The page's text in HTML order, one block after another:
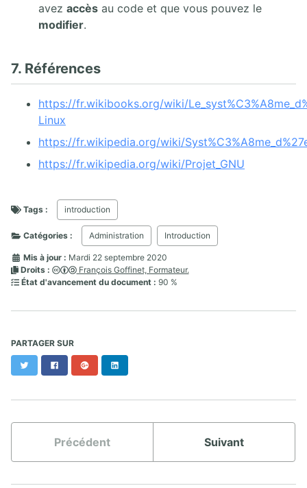
avez accès au code et que vous pouvez le
modifier.
7. Références
https://fr.wikibooks.org/wiki/
Linux
https://fr.wikipedia.org/wiki/
https://fr.wikipedia.org/wiki/Projet_GNU
Tags : introduction
Catégories : Administration Introduction
Mis à jour : Mardi 22 septembre 2020
Droits :
François Goffinet, Formateur.
État d'avancement du document : 90 %
PARTAGER SUR
Twitter FacebookGoogle+
Précédent Suivant